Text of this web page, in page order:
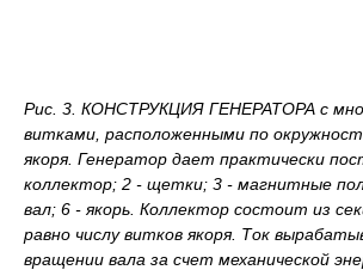
Рис. 3. КОНСТРУКЦИЯ ГЕНЕРАТОРА с
витками, расположенными по
якоря. Генератор дает практически
коллектор; 2 - щетки; 3 - магнитные
вал; 6 - якорь. Коллектор состоит из
равно числу витков якоря. Ток
вращении вала за счет механической